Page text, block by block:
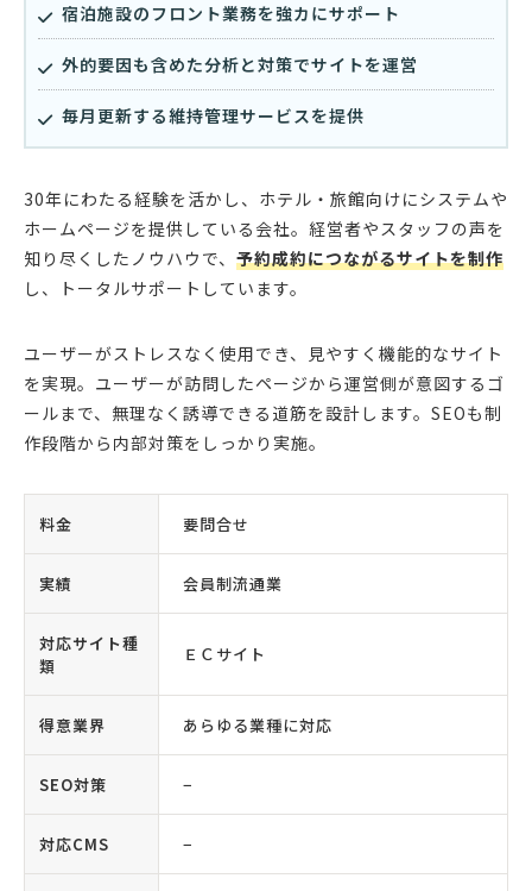
宿泊施設のフロント業務を強カにサポート
外的要因も含めた分析と対策でサイトを運営
毎月更新する維持管理サービスを提供
30年にわたる経験を活かし、ホテル・旅館向けにシステムや
ホームページを提供している会社。経営者やスタッフの声を
知り尽くしたノウハウで、 予約成約につながるサイトを制作
し、トータルサポートしています。
ユーザーがストレスなく使用でき、見やすく機能的なサイト
を実現。ユーザーが訪問したページから運営側が意図するゴ
ールまで、無理なく誘導できる道筋を設計します。SEOも制
作段階から内部対策をしっかり実施。
料金 要問合せ
実績 会員制流通業
対応サイト種
類
ＥＣサイト
得意業界 あらゆる業種に対応
SEO対策 −
対応CMS −